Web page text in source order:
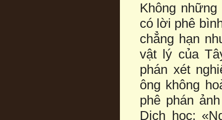
Không
có lời phê
chẳng hạn
vật lý của
phán xét
ông không
phê phán
Dịch học: